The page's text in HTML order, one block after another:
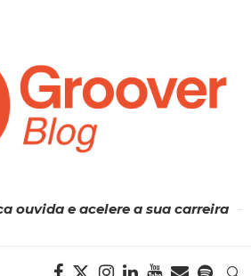
ouvida e acelere a sua carreira